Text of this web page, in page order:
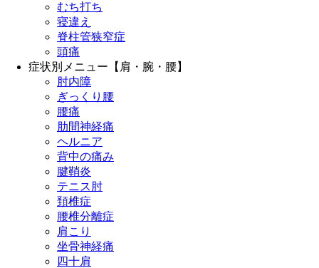
むち打ち
寝違え
脊柱管狭窄症
頭痛
症状別メニュー【肩・腕・腰】
肘内障
ぎっくり腰
腰痛
肋間神経痛
ヘルニア
背中の痛み
腱鞘炎
テニス肘
頚椎症
腰椎分離症
肩こり
坐骨神経痛
四十肩